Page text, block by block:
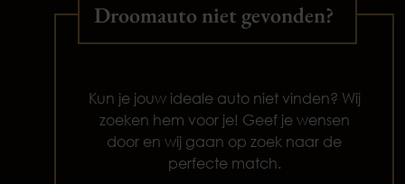
Droomauto niet gevonden?
Kun je jouw ideale auto niet vinden? Wij
zoeken hem voor je! Geef je wensen
door en wij gaan op zoek naar de
perfecte match.